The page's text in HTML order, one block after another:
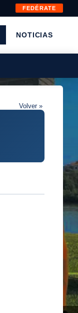
FEDÉRATE
NOTICIAS
Volver »